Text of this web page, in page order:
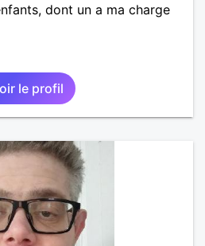
dont un a ma charge
le profil